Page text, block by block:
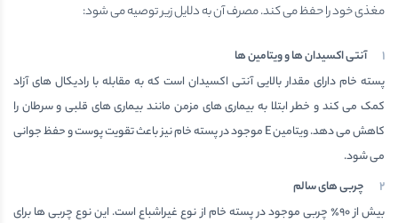
مغذی خود را حفظ می کند. مصرف آن به دلایل زیر توصیه می شود:
آنتی اکسیدان ها و ویتامین ها
پسته خام دارای مقدار بالایی آنتی اکسیدان است که به مقابله با رادیکال های آزاد
کمک می کند و خطر ابتلا به بیماری های مزمن مانند بیماری های قلبی و سرطان را
کاهش می دهد. ویتامین E موجود در پسته خام نیز باعث تقویت پوست و حفظ جوانی
می شود.
چربی های سالم
بیش از ۹۰٪ چربی موجود در پسته خام از نوع غیراشباع است. این نوع چربی ها برای